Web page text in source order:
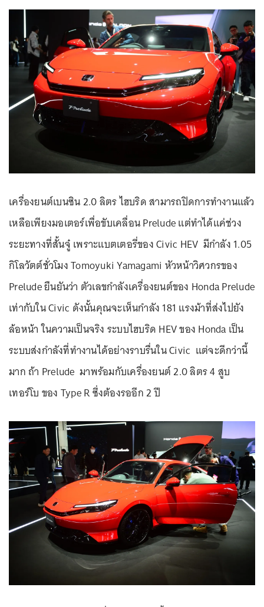
เครื่องยนต์เบนซิน 2.0 ลิตร ไฮบริด สามารถปิดการทำงานแล้ว
เหลือเพียงมอเตอร์เพื่อขับเคลื่อน Prelude แต่ทำได้แค่ช่วง
ระยะทางที่สั้นจู๋ เพราะแบตเตอรี่ของ Civic HEV มีกำลัง 1.05
กิโลวัตต์ชั่วโมง Tomoyuki Yamagami หัวหน้าวิศวกรของ
Prelude ยืนยันว่า ตัวเลขกำลังเครื่องยนต์ของ Honda Prelude
เท่ากับใน Civic ดังนั้นคุณจะเห็นกำลัง 181 แรงม้าที่ส่งไปยัง
ล้อหน้า ในความเป็นจริง ระบบไฮบริด HEV ของ Honda เป็น
ระบบส่งกำลังที่ทำงานได้อย่างราบรื่นใน Civic แต่จะดีกว่านี้
มาก ถ้า Prelude มาพร้อมกับเครื่องยนต์ 2.0 ลิตร 4 สูบ
เทอร์โบ ของ Type R ซึ่งต้องรออีก 2 ปี